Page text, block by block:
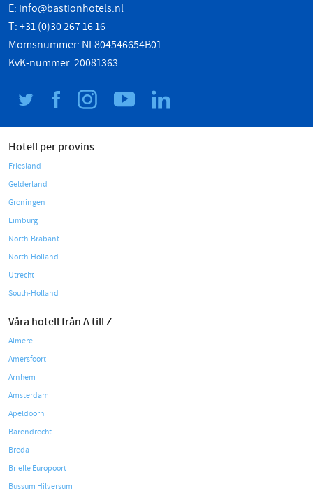
E: info@bastionhotels.nl
T: +31 (0)30 267 16 16
Momsnummer: NL804546654B01
KvK-nummer: 20081363
Hotell per provins
Friesland
Gelderland
Groningen
Limburg
North-Brabant
North-Holland
Utrecht
South-Holland
Våra hotell från A till Z
Almere
Amersfoort
Arnhem
Amsterdam
Apeldoorn
Barendrecht
Breda
Brielle Europoort
Bussum Hilversum